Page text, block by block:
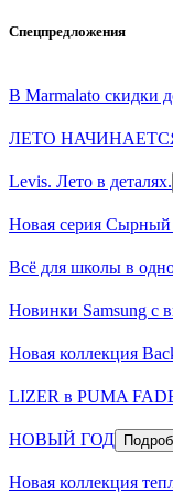
Спецпредложения
В Marmalato скидки
ЛЕТО
Levis. Лето в деталях.
Новая серия
Всё для школы в
Новинки Samsung с
Новая коллекция
LIZER в PUMA
НОВЫЙ ГОД
Новая коллекция